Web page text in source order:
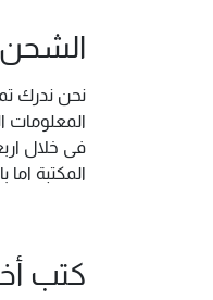
نحن ندرك
المعلومات
فى خلال
المكتبة
كتب